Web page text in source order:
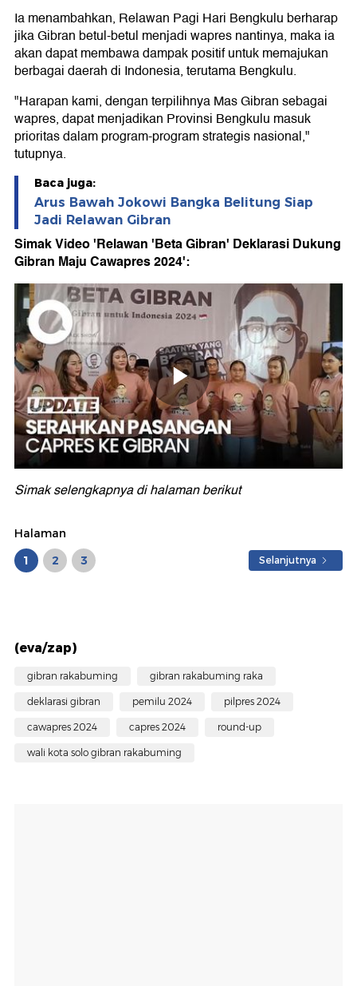
Ia menambahkan, Relawan Pagi Hari Bengkulu berharap
jika Gibran betul-betul menjadi wapres nantinya, maka ia
akan dapat membawa dampak positif untuk memajukan
berbagai daerah di Indonesia, terutama Bengkulu.
"Harapan kami, dengan terpilihnya Mas Gibran sebagai
wapres, dapat menjadikan Provinsi Bengkulu masuk
prioritas dalam program-program strategis nasional,"
tutupnya.
Baca juga:
Arus Bawah Jokowi Bangka Belitung Siap
Jadi Relawan Gibran
Simak Video 'Relawan 'Beta Gibran' Deklarasi Dukung
Gibran Maju Cawapres 2024':
Simak selengkapnya di halaman berikut
Halaman
1
2 3 Selanjutnya
(eva/zap)
gibran rakabuming gibran rakabuming raka
deklarasi gibran pemilu 2024 pilpres 2024
cawapres 2024 capres 2024 round-up
wali kota solo gibran rakabuming